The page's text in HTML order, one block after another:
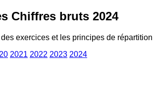
Chiffres bruts 2024
exercices et les principes de
2021 2022 2023 2024